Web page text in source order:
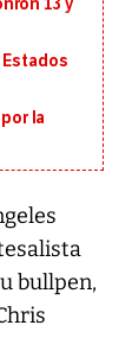
13 y
la
bullpen,